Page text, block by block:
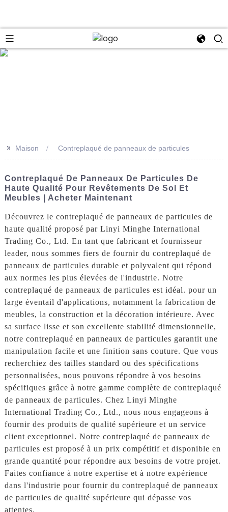
>> Maison Contreplaqué de panneaux de particules
Contreplaqué De Panneaux De Particules De
Haute Qualité Pour Revêtements De Sol Et
Meubles | Acheter Maintenant
Découvrez le contreplaqué de panneaux de particules de
haute qualité proposé par Linyi Minghe International
Trading Co., Ltd. En tant que fabricant et fournisseur
leader, nous sommes fiers de fournir du contreplaqué de
panneaux de particules durable et polyvalent qui répond
aux normes les plus élevées de l'industrie. Notre
contreplaqué de panneaux de particules est idéal. pour un
large éventail d'applications, notamment la fabrication de
meubles, la construction et la décoration intérieure. Avec
sa surface lisse et son excellente stabilité dimensionnelle,
notre contreplaqué en panneaux de particules garantit une
manipulation facile et une finition sans couture. Que vous
recherchiez des tailles standard ou des spécifications
personnalisées, nous pouvons répondre à vos besoins
spécifiques grâce à notre gamme complète de contreplaqué
de panneaux de particules. Chez Linyi Minghe
International Trading Co., Ltd., nous nous engageons à
fournir des produits de qualité supérieure et un service
client exceptionnel. Notre contreplaqué de panneaux de
particules est proposé à un prix compétitif et disponible en
grande quantité pour répondre aux besoins de votre projet.
Faites confiance à notre expertise et à notre expérience
dans l'industrie pour fournir du contreplaqué de panneaux
de particules de qualité supérieure qui dépasse vos
attentes.